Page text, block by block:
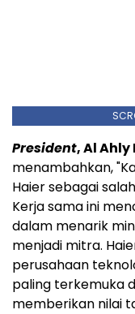
President, Al
menambahkan,
Haier sebagai
Kerja sama ini
dalam menarik
menjadi mitra.
perusahaan
paling terkemuka
memberikan nilai